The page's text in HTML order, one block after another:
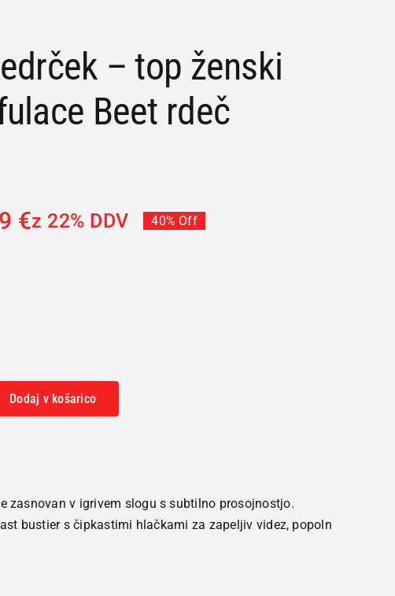
– top ženski
Beet rdeč
€z 22% DDV 40% Off
Dodaj v košarico
zasnovan v igrivem slogu s subtilno prosojnostjo.
bustier s čipkastimi hlačkami za zapeljiv videz, popoln